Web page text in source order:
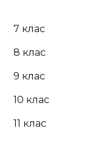
7 клас
8 клас
9 клас
10 клас
11 клас